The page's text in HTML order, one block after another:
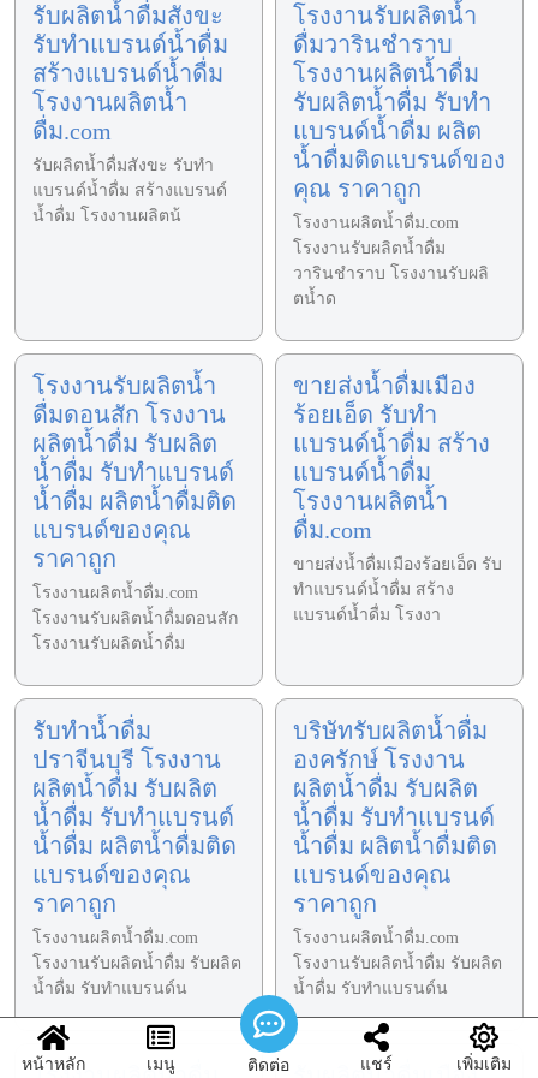
รับผลิตน้ำดื่มสังขะ
รับทำแบรนด์น้ำดื่ม
สร้างแบรนด์น้ำดื่ม
โรงงานผลิตน้ำ
ดื่ม.com
รับผลิตน้ำดื่มสังขะ รับทำ
แบรนด์น้ำดื่ม สร้างแบรนด์
น้ำดื่ม โรงงานผลิตน้
โรงงานรับผลิตน้ำ
ดื่มวารินชำราบ
โรงงานผลิตน้ำดื่ม
รับผลิตน้ำดื่ม รับทำ
แบรนด์น้ำดื่ม ผลิต
น้ำดื่มติดแบรนด์ของ
คุณ ราคาถูก
โรงงานผลิตน้ำดื่ม.com
โรงงานรับผลิตน้ำดื่ม
วารินชำราบ โรงงานรับผลิ
ตน้ำด
โรงงานรับผลิตน้ำ
ดื่มดอนสัก โรงงาน
ผลิตน้ำดื่ม รับผลิต
น้ำดื่ม รับทำแบรนด์
น้ำดื่ม ผลิตน้ำดื่มติด
แบรนด์ของคุณ
ราคาถูก
โรงงานผลิตน้ำดื่ม.com
โรงงานรับผลิตน้ำดื่มดอนสัก
โรงงานรับผลิตน้ำดื่ม
ขายส่งน้ำดื่มเมือง
ร้อยเอ็ด รับทำ
แบรนด์น้ำดื่ม สร้าง
แบรนด์น้ำดื่ม
โรงงานผลิตน้ำ
ดื่ม.com
ขายส่งน้ำดื่มเมืองร้อยเอ็ด รับ
ทำแบรนด์น้ำดื่ม สร้าง
แบรนด์น้ำดื่ม โรงงา
รับทำน้ำดื่ม
ปราจีนบุรี โรงงาน
ผลิตน้ำดื่ม รับผลิต
น้ำดื่ม รับทำแบรนด์
น้ำดื่ม ผลิตน้ำดื่มติด
แบรนด์ของคุณ
ราคาถูก
โรงงานผลิตน้ำดื่ม.com
โรงงานรับผลิตน้ำดื่ม รับผลิต
น้ำดื่ม รับทำแบรนด์น
บริษัทรับผลิตน้ำดื่ม
องครักษ์ โรงงาน
ผลิตน้ำดื่ม รับผลิต
น้ำดื่ม รับทำแบรนด์
น้ำดื่ม ผลิตน้ำดื่มติด
แบรนด์ของคุณ
ราคาถูก
โรงงานผลิตน้ำดื่ม.com
โรงงานรับผลิตน้ำดื่ม รับผลิต
น้ำดื่ม รับทำแบรนด์น
หน้าหลัก เมนู ติดต่อ แชร์ เพิ่มเติม